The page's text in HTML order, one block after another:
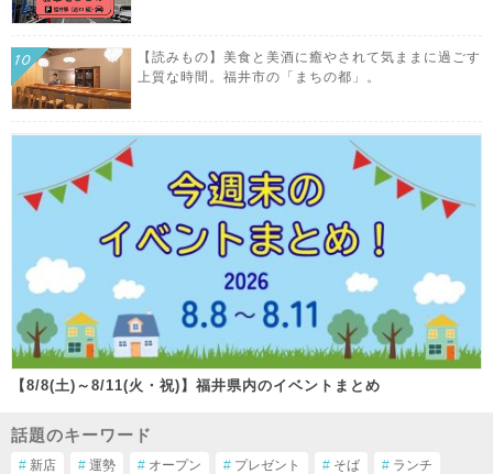
【読みもの】美食と美酒に癒やされて気ままに過ごす
上質な時間。福井市の「まちの都」。
【8/8(土)～8/11(火・祝)】福井県内のイベントまとめ
話題のキーワード
# 新店 # 運勢 # オープン # プレゼント # そば # ランチ